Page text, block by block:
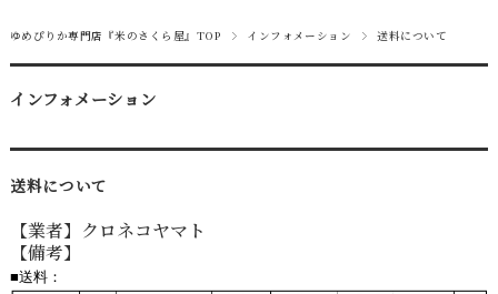
ゆめぴりか専門店『米のさくら屋』TOP インフォメーション 送料について
インフォメーション
送料について
【業者】クロネコヤマト
【備考】
■送料：